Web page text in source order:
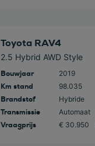
Toyota RAV4
2.5 Hybrid AWD Style
Bouwjaar 2019
Km stand 98.035
Brandstof Hybride
Transmissie Automaat
Vraagprijs € 30.950